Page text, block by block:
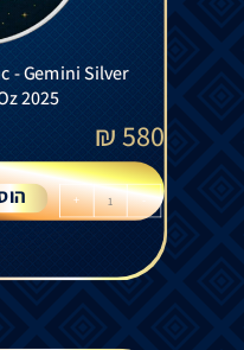
- Gemini Silver
2025
580
₪
-
+